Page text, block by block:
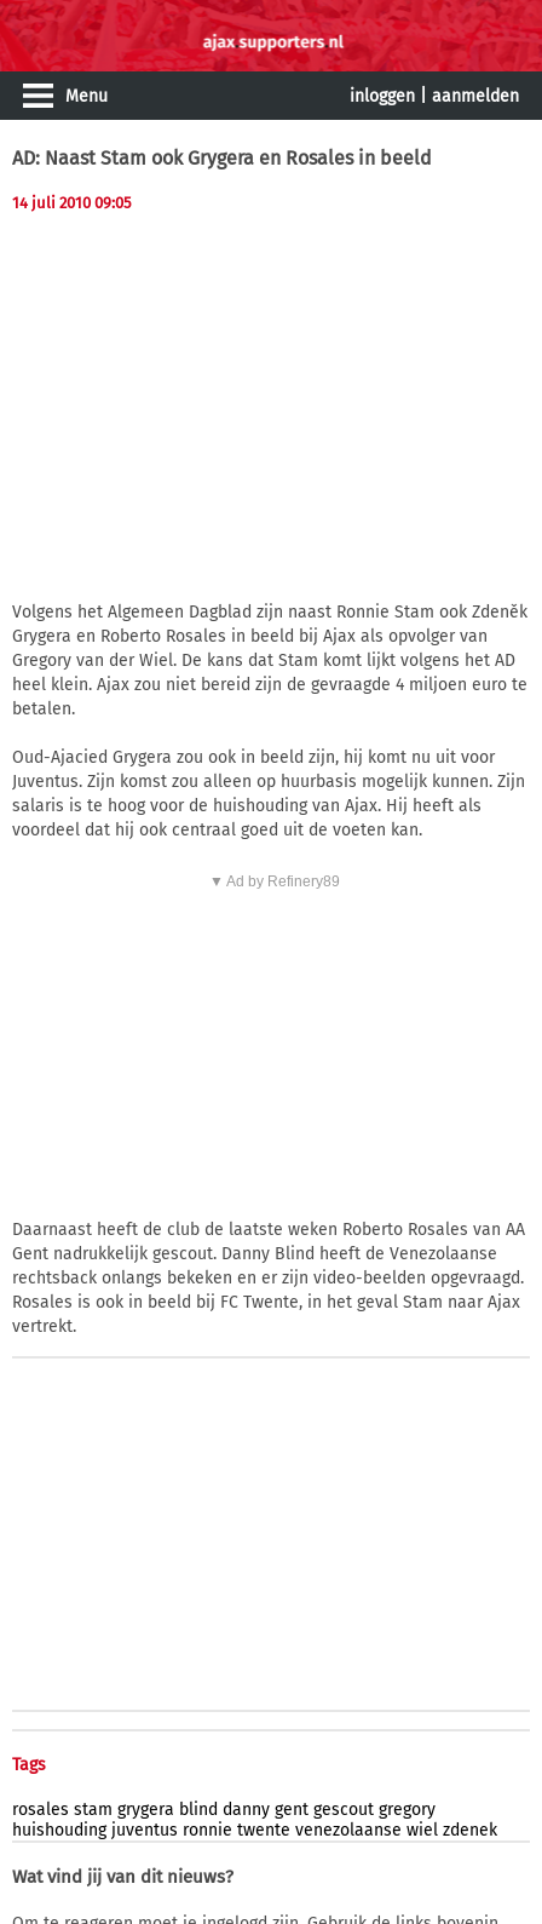
Menu inloggen aanmelden
AD: Naast Stam ook Grygera en Rosales in beeld
14 juli 2010 09:05
Volgens het Algemeen Dagblad zijn naast Ronnie Stam ook Zdeněk
Grygera en Roberto Rosales in beeld bij Ajax als opvolger van
Gregory van der Wiel. De kans dat Stam komt lijkt volgens het AD
heel klein. Ajax zou niet bereid zijn de gevraagde 4 miljoen euro te
betalen.
Oud-Ajacied Grygera zou ook in beeld zijn, hij komt nu uit voor
Juventus. Zijn komst zou alleen op huurbasis mogelijk kunnen. Zijn
salaris is te hoog voor de huishouding van Ajax. Hij heeft als
voordeel dat hij ook centraal goed uit de voeten kan.
▼ Ad by Refinery89
Daarnaast heeft de club de laatste weken Roberto Rosales van AA
Gent nadrukkelijk gescout. Danny Blind heeft de Venezolaanse
rechtsback onlangs bekeken en er zijn video-beelden opgevraagd.
Rosales is ook in beeld bij FC Twente, in het geval Stam naar Ajax
vertrekt.
Tags
rosales stam grygera blind danny gent gescout gregory
huishouding juventus ronnie twente venezolaanse wiel zdenek
Wat vind jij van dit nieuws?